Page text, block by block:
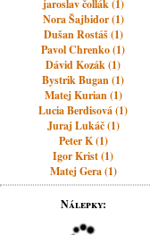
jaroslav čollák (1)
Nora Šajbidor (1)
Dušan Rostáš (1)
Pavol Chrenko (1)
Dávid Kozák (1)
Bystrik Bugan (1)
Matej Kurian (1)
Lucia Berdisová (1)
Juraj Lukáč (1)
Peter K (1)
Igor Krist (1)
Matej Gera (1)
Nálepky: